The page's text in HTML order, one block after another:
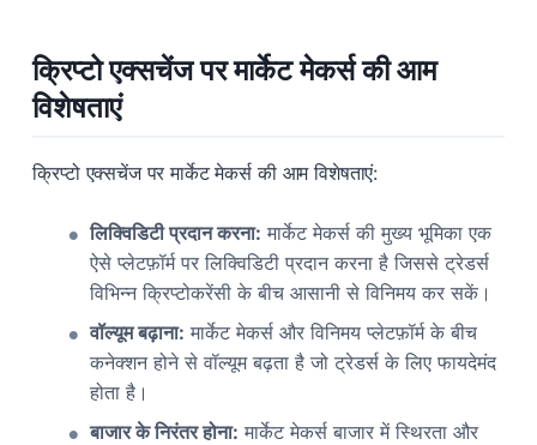
क्रिप्टो एक्सचेंज पर मार्केट मेकर्स की आम
विशेषताएं
क्रिप्टो एक्सचेंज पर मार्केट मेकर्स की आम विशेषताएं:
लिक्विडिटी प्रदान करना: मार्केट मेकर्स की मुख्य भूमिका एक
ऐसे प्लेटफ़ॉर्म पर लिक्विडिटी प्रदान करना है जिससे ट्रेडर्स
विभिन्न क्रिप्टोकरेंसी के बीच आसानी से विनिमय कर सकें।
वॉल्यूम बढ़ाना: मार्केट मेकर्स और विनिमय प्लेटफ़ॉर्म के बीच
कनेक्शन होने से वॉल्यूम बढ़ता है जो ट्रेडर्स के लिए फायदेमंद
होता है।
बाजार के निरंतर होना: मार्केट मेकर्स बाजार में स्थिरता और